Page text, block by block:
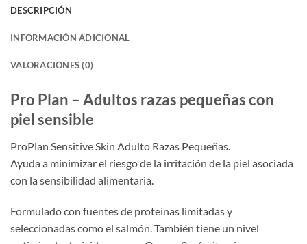
DESCRIPCIÓN
INFORMACIÓN ADICIONAL
VALORACIONES (0)
Pro Plan – Adultos razas pequeñas con
piel sensible
ProPlan Sensitive Skin Adulto Razas Pequeñas.
Ayuda a minimizar el riesgo de la irritación de la piel asociada
con la sensibilidad alimentaria.
Formulado con fuentes de proteínas limitadas y
seleccionadas como el salmón. También tiene un nivel